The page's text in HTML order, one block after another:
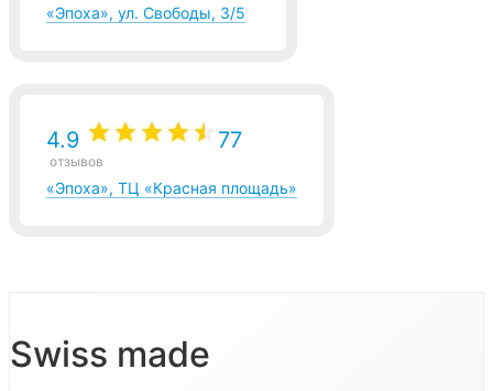
«Эпоха», ул. Свободы, 3/5
4.9 77
отзывов
«Эпоха», ТЦ «Красная площадь»
Swiss made